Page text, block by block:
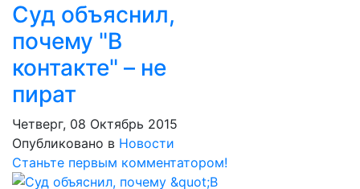
Суд объяснил,
почему "В
контакте" – не
пират
Четверг, 08 Октябрь 2015
Опубликовано в Новости
Станьте первым комментатором!